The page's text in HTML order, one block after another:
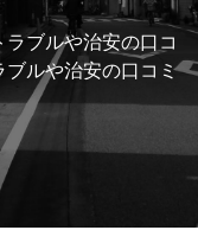
ブルや治安の口コ
ブルや治安の口コミ